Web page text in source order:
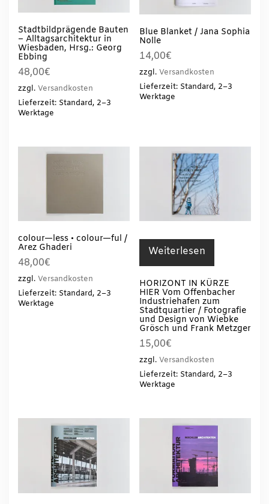
Stadtbildprägende Bauten
– Alltagsarchitektur in
Wiesbaden, Hrsg.: Georg
Ebbing
48,00€
zzgl. Versandkosten
Lieferzeit: Standard, 2–3
Werktage
Blue Blanket / Jana Sophia
Nolle
14,00€
zzgl. Versandkosten
Lieferzeit: Standard, 2–3
Werktage
colour—less • colour—ful /
Arez Ghaderi
48,00€
zzgl. Versandkosten
Lieferzeit: Standard, 2–3
Werktage
Weiterlesen
HORIZONT IN KÜRZE
HIER Vom Offenbacher
Industriehafen zum
Stadtquartier / Fotografie
und Design von Wiebke
Grösch und Frank Metzger
15,00€
zzgl. Versandkosten
Lieferzeit: Standard, 2–3
Werktage